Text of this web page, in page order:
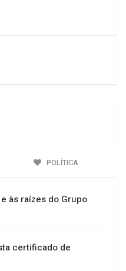
POLÍTICA
às raízes do Grupo
certificado de